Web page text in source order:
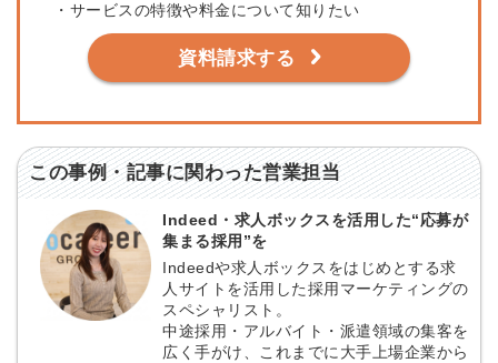
・サービスの特徴や料金について知りたい
資料請求する
この事例・記事に関わった営業担当
Indeed・求人ボックスを活用した“応募が
集まる採用”を
Indeedや求人ボックスをはじめとする求
人サイトを活用した採用マーケティングの
スペシャリスト。
中途採用・アルバイト・派遣領域の集客を
広く手がけ、これまでに大手上場企業から